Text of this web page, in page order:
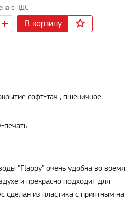
В корзину
печать
"Flappy" очень удобна во время
и прекрасно подходит для
сделан из пластика с приятным на